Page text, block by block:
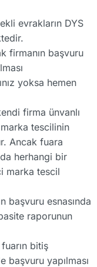
evrakların DYS
firmanın başvuru
yoksa hemen
firma ünvanlı
tescilinin
Ancak fuara
herhangi bir
marka tescil
başvuru esnasında
raporunun
bitiş
yapılması